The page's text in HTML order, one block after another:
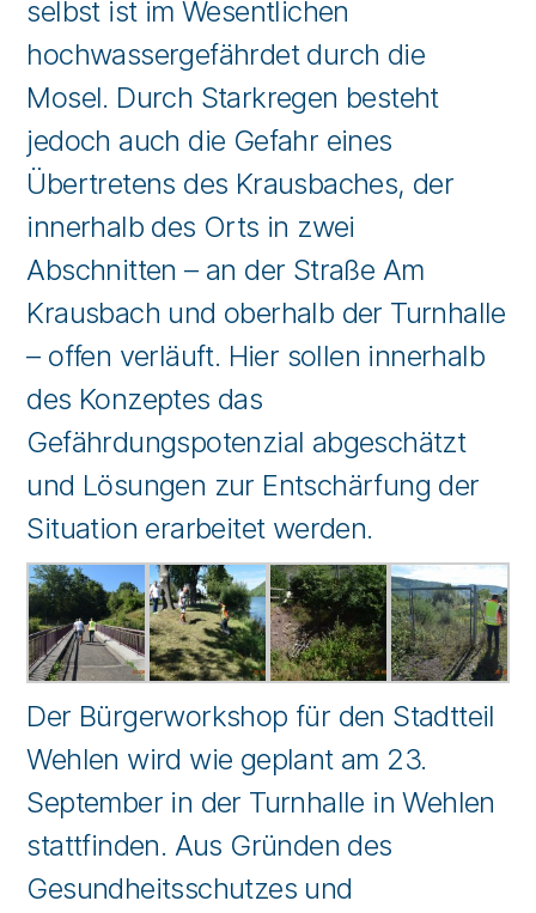
selbst ist im Wesentlichen
hochwassergefährdet durch die
Mosel. Durch Starkregen besteht
jedoch auch die Gefahr eines
Übertretens des Krausbaches, der
innerhalb des Orts in zwei
Abschnitten – an der Straße Am
Krausbach und oberhalb der Turnhalle
– offen verläuft. Hier sollen innerhalb
des Konzeptes das
Gefährdungspotenzial abgeschätzt
und Lösungen zur Entschärfung der
Situation erarbeitet werden.
Der Bürgerworkshop für den Stadtteil
Wehlen wird wie geplant am 23.
September in der Turnhalle in Wehlen
stattfinden. Aus Gründen des
Gesundheitsschutzes und